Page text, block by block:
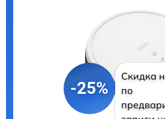
-25%
Скидка
по